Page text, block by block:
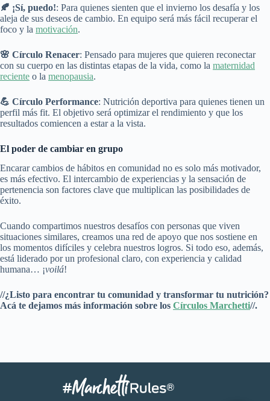
🍂 ¡Sí, puedo!: Para quienes sienten que el invierno los desafía y los
aleja de sus deseos de cambio. En equipo será más fácil recuperar el
foco y la motivación.
🌸 Círculo Renacer: Pensado para mujeres que quieren reconectar
con su cuerpo en las distintas etapas de la vida, como la maternidad
reciente o la menopausia.
💪 Círculo Performance: Nutrición deportiva para quienes tienen un
perfil más fit. El objetivo será optimizar el rendimiento y que los
resultados comiencen a estar a la vista.
El poder de cambiar en grupo
Encarar cambios de hábitos en comunidad no es solo más motivador,
es más efectivo. El intercambio de experiencias y la sensación de
pertenencia son factores clave que multiplican las posibilidades de
éxito.
Cuando compartimos nuestros desafíos con personas que viven
situaciones similares, creamos una red de apoyo que nos sostiene en
los momentos difíciles y celebra nuestros logros. Si todo eso, además,
está liderado por un profesional claro, con experiencia y calidad
humana… ¡voilá!
//¿Listo para encontrar tu comunidad y transformar tu nutrición?
Acá te dejamos más información sobre los Círculos Marchetti//.